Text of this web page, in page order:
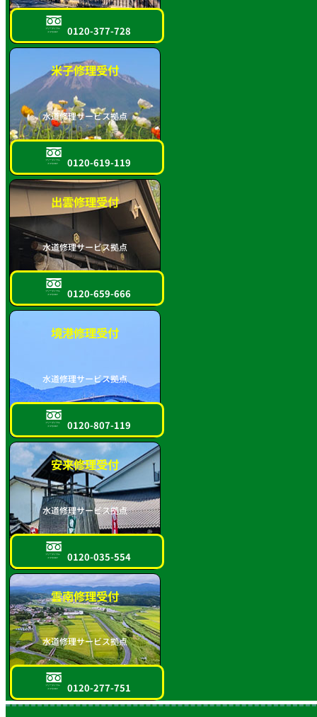
フリーダイヤル
スマホOK!! 0120-377-728
米子修理受付
水道修理サービス拠点
フリーダイヤル
スマホOK!! 0120-619-119
出雲修理受付
水道修理サービス拠点
フリーダイヤル
スマホOK!! 0120-659-666
境港修理受付
水道修理サービス拠点
フリーダイヤル
スマホOK!! 0120-807-119
安来修理受付
水道修理サービス拠点
フリーダイヤル
スマホOK!! 0120-035-554
雲南修理受付
水道修理サービス拠点
フリーダイヤル
スマホOK!! 0120-277-751